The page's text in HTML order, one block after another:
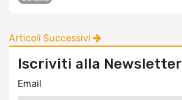
Articoli Successivi
Iscriviti alla Newsletter
Email